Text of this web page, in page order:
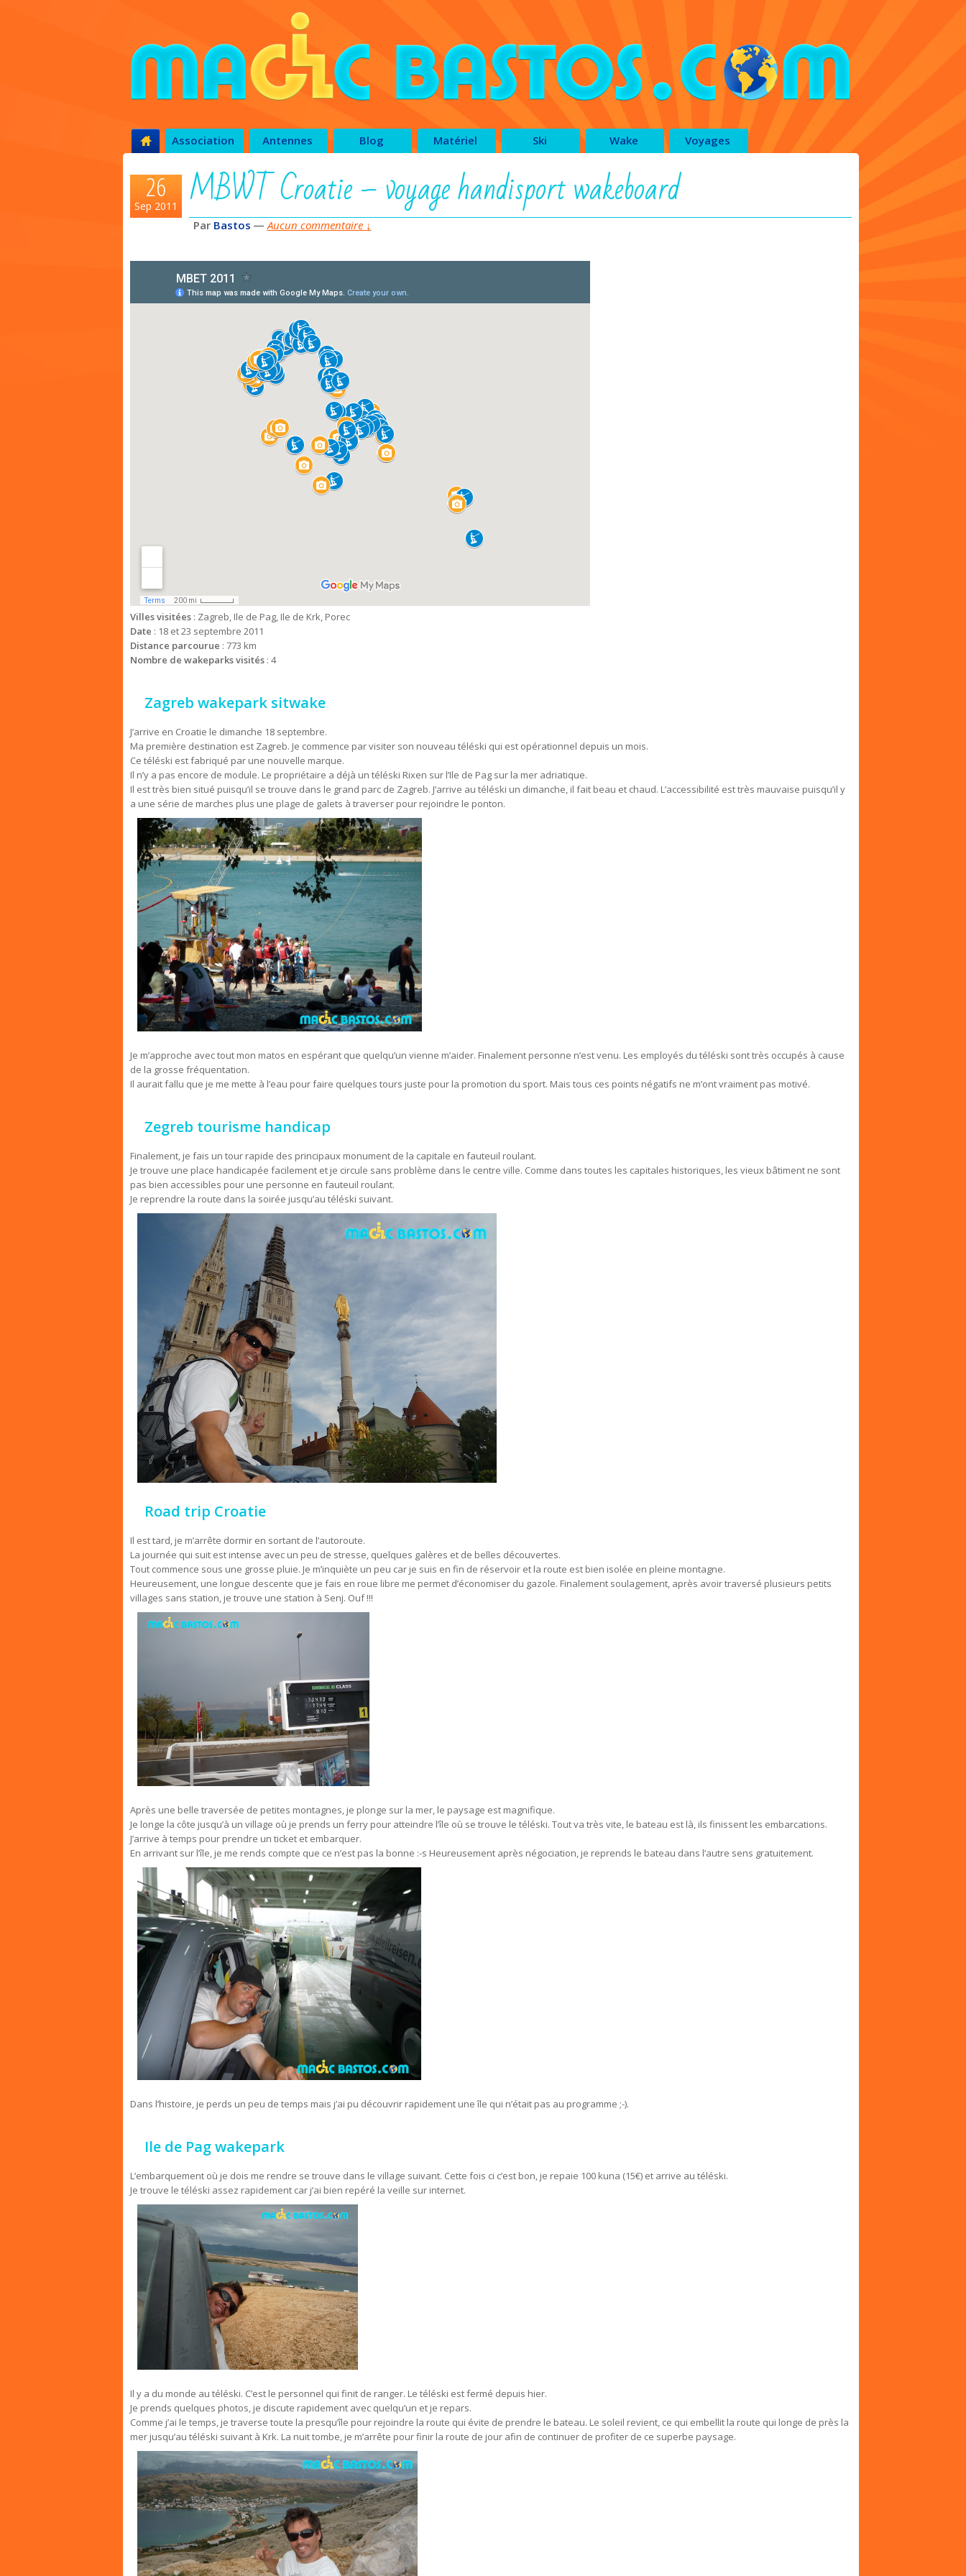
Association Antennes Blog Matériel Ski Wake Voyages
MBWT Croatie – voyage handisport wakeboard
26
Sep 2011
Par Bastos — Aucun commentaire ↓
Villes visitées: Zagreb, Ile de Pag, Ile de Krk, Porec
Date : 18 et 23 septembre 2011
Distance parcourue : 773 km
Nombre de wakeparks visités: 4
Zagreb wakepark sitwake
J’arrive en Croatie le dimanche 18 septembre.
Ma première destination est Zagreb. Je commence par visiter son nouveau téléski qui est opérationnel depuis un mois.
Ce téléski est fabriqué par une nouvelle marque.
Il n’y a pas encore de module. Le propriétaire a déjà un téléski Rixen sur l’Ile de Pag sur la mer adriatique.
Il est très bien situé puisqu’il se trouve dans le grand parc de Zagreb. J’arrive au téléski un dimanche, il fait beau et chaud. L’accessibilité est très mauvaise puisqu’il y
a une série de marches plus une plage de galets à traverser pour rejoindre le ponton.
Je m’approche avec tout mon matos en espérant que quelqu’un vienne m’aider. Finalement personne n’est venu. Les employés du téléski sont très occupés à cause
de la grosse fréquentation.
Il aurait fallu que je me mette à l’eau pour faire quelques tours juste pour la promotion du sport. Mais tous ces points négatifs ne m’ont vraiment pas motivé.
Zegreb tourisme handicap
Finalement, je fais un tour rapide des principaux monument de la capitale en fauteuil roulant.
Je trouve une place handicapée facilement et je circule sans problème dans le centre ville. Comme dans toutes les capitales historiques, les vieux bâtiment ne sont
pas bien accessibles pour une personne en fauteuil roulant.
Je reprendre la route dans la soirée jusqu’au téléski suivant.
Road trip Croatie
Il est tard, je m’arrête dormir en sortant de l’autoroute.
La journée qui suit est intense avec un peu de stresse, quelques galères et de belles découvertes.
Tout commence sous une grosse pluie. Je m’inquiète un peu car je suis en fin de réservoir et la route est bien isolée en pleine montagne.
Heureusement, une longue descente que je fais en roue libre me permet d’économiser du gazole. Finalement soulagement, après avoir traversé plusieurs petits
villages sans station, je trouve une station à Senj. Ouf !!!
Après une belle traversée de petites montagnes, je plonge sur la mer, le paysage est magnifique.
Je longe la côte jusqu’à un village où je prends un ferry pour atteindre l’île où se trouve le téléski. Tout va très vite, le bateau est là, ils finissent les embarcations.
J’arrive à temps pour prendre un ticket et embarquer.
En arrivant sur l’île, je me rends compte que ce n’est pas la bonne :-s Heureusement après négociation, je reprends le bateau dans l’autre sens gratuitement.
Dans l’histoire, je perds un peu de temps mais j’ai pu découvrir rapidement une île qui n’était pas au programme ;-).
Ile de Pag wakepark
L’embarquement où je dois me rendre se trouve dans le village suivant. Cette fois ci c’est bon, je repaie 100 kuna (15€) et arrive au téléski.
Je trouve le téléski assez rapidement car j’ai bien repéré la veille sur internet.
Il y a du monde au téléski. C’est le personnel qui finit de ranger. Le téléski est fermé depuis hier.
Je prends quelques photos, je discute rapidement avec quelqu’un et je repars.
Comme j’ai le temps, je traverse toute la presqu’île pour rejoindre la route qui évite de prendre le bateau. Le soleil revient, ce qui embellit la route qui longe de près la
mer jusqu’au téléski suivant à Krk. La nuit tombe, je m’arrête pour finir la route de jour afin de continuer de profiter de ce superbe paysage.